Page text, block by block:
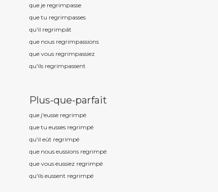
que je regrimpasse
que tu regrimpasses
qu'il regrimpât
que nous regrimpassions
que vous regrimpassiez
qu'ils regrimpassent
Plus-que-parfait
que j'eusse regrimpé
que tu eusses regrimpé
qu'il eût regrimpé
que nous eussions regrimpé
que vous eussiez regrimpé
qu'ils eussent regrimpé